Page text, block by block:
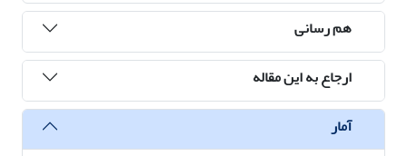
هم رسانی
ارجاع به این مقاله
آمار